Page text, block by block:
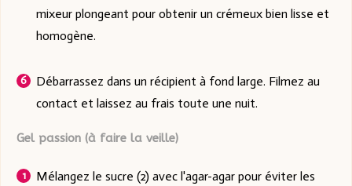
mixeur plongeant pour obtenir un crémeux bien lisse et
homogène.
Débarrassez dans un récipient à fond large. Filmez au
contact et laissez au frais toute une nuit.
Gel passion (à faire la veille)
Mélangez le sucre (2) avec l'agar-agar pour éviter les